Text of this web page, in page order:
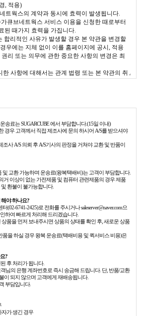
송료는 SUGARCUBE 에서 부담합니다.(15일 이내)
경우 고객께서 직접 제조사에 문의 하시어 A/S를 받으셔야
조사 A/S 의뢰 후 A/S기사의 판정을 거쳐야 교환 및 반품이
및 교환 가능하며 운송료(왕복택배비)는 고객이 부담합니다.
거 이상이 없는 가전제품 및 컴퓨터 관련제품의 경우 제품
환불이 불가능합니다.
야 하나요?
(02-6741-2425)로 전화를 주시거나 saleserver@naver.com으
하여 빠르게 처리해 드리겠습니다.
품을 먼저 보내주시면 상품의 상태를 확인 후, 새로운 상품
품을 하실 경우 왕복 운송료(택배비용 및 퀵서비스 비용)은
?
후 처리가 됩니다.
님의 은행 계좌번호로 즉시 송금해 드립니다. 단, 반품/교환
이 되지 않으며 고객에게 재배송됩니다.
부담입니다.
자가 생긴 경우